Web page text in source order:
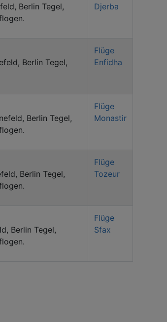
Berlin Tegel,
Djerba
Berlin Tegel,
Flüge
Enfidha
Berlin Tegel,
Flüge
Monastir
Berlin Tegel,
Flüge
Tozeur
Berlin Tegel,
Flüge
Sfax